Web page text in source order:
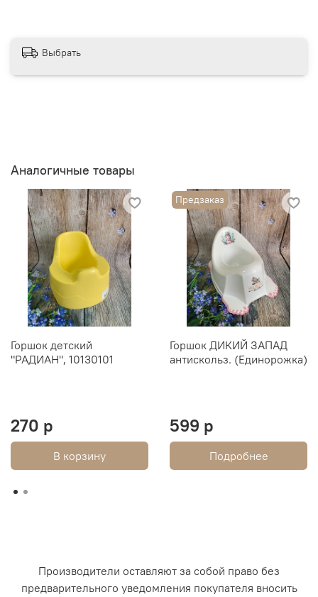
Выбрать
Аналогичные товары
Горшок детский
"РАДИАН", 10130101
270 р
В корзину
Предзаказ
Горшок ДИКИЙ ЗАПАД
антискольз. (Единорожка)
599 р
Подробнее
Производители оставляют за собой право без
предварительного уведомления покупателя вносить